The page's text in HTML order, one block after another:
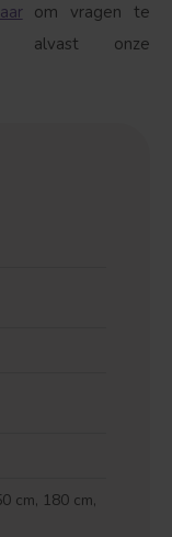
om vragen te
onze
cm, 180 cm,